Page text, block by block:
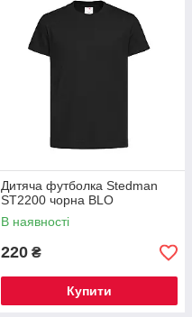
Дитяча футболка Stedman
ST2200 чорна BLO
В наявності
220 ₴
Купити